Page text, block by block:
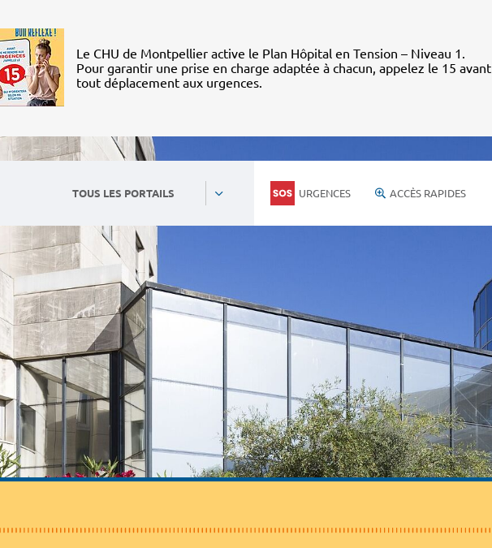
Le CHU de Montpellier active le Plan Hôpital en Tension – Niveau 1.
Pour garantir une prise en charge adaptée à chacun, appelez le 15 avant
tout déplacement aux urgences.
TOUS LES PORTAILS URGENCES ACCÈS RAPIDES